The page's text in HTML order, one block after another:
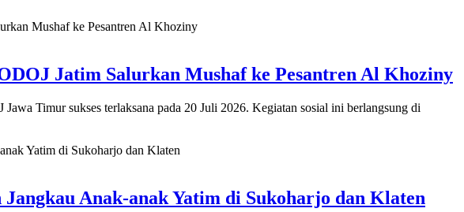
Jatim Salurkan Mushaf ke Pesantren Al Khoziny
Timur sukses terlaksana pada 20 Juli 2026. Kegiatan sosial ini berlangsung di
Jangkau Anak-anak Yatim di Sukoharjo dan Klaten